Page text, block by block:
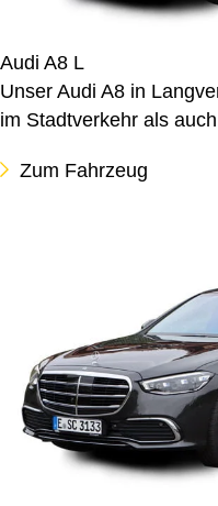
Audi A8 L
Unser Audi A8 in
im Stadtverkehr als
Zum Fahrzeug